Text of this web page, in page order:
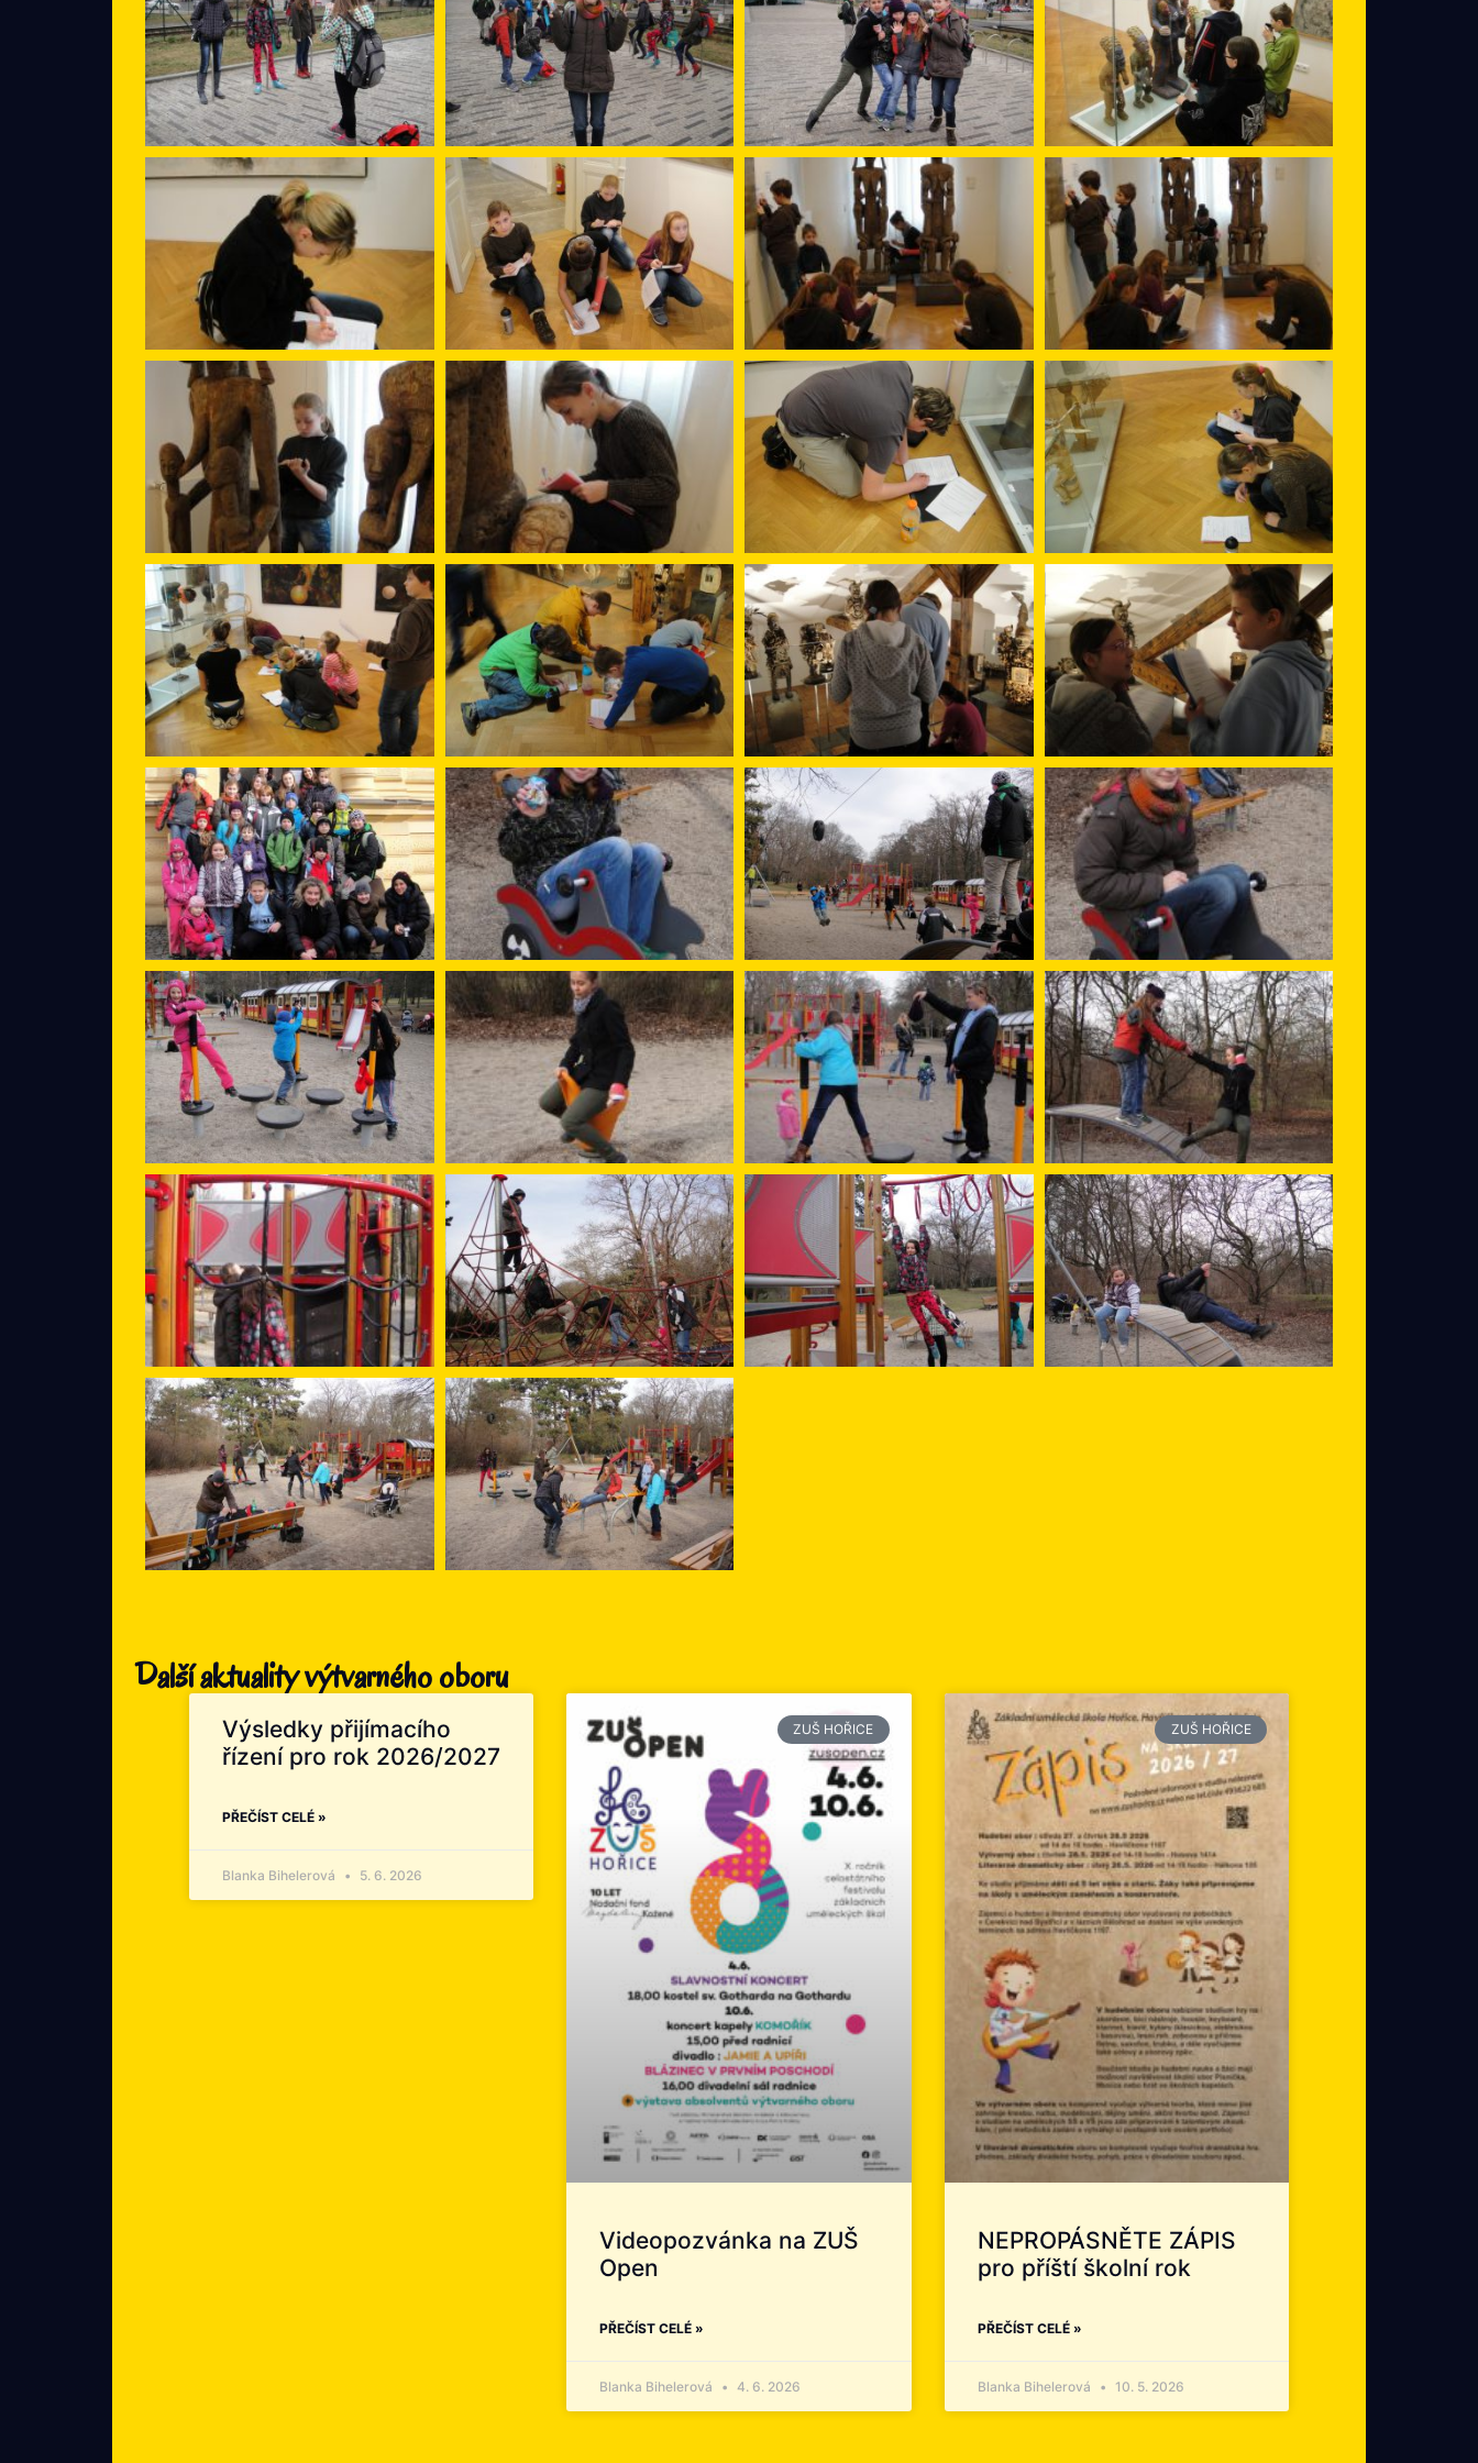
Další aktuality výtvarného oboru
Výsledky přijímacího
řízení pro rok 2026/2027
PŘEČÍST CELÉ »
Blanka Bihelerová 5. 6. 2026
ZUŠ HOŘICE
Videopozvánka na ZUŠ
Open
PŘEČÍST CELÉ »
Blanka Bihelerová 4. 6. 2026
ZUŠ HOŘICE
NEPROPÁSNĚTE ZÁPIS
pro příští školní rok
PŘEČÍST CELÉ »
Blanka Bihelerová 10. 5. 2026